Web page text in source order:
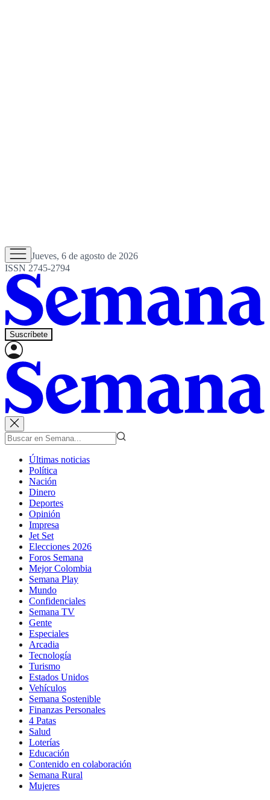
Jueves, 6 de agosto de 2026
ISSN 2745-2794
Suscríbete
Últimas noticias
Política
Nación
Dinero
Deportes
Opinión
Impresa
Jet Set
Elecciones 2026
Foros Semana
Mejor Colombia
Semana Play
Mundo
Confidenciales
Semana TV
Gente
Especiales
Arcadia
Tecnología
Turismo
Estados Unidos
Vehículos
Semana Sostenible
Finanzas Personales
4 Patas
Salud
Loterías
Educación
Contenido en colaboración
Semana Rural
Mujeres